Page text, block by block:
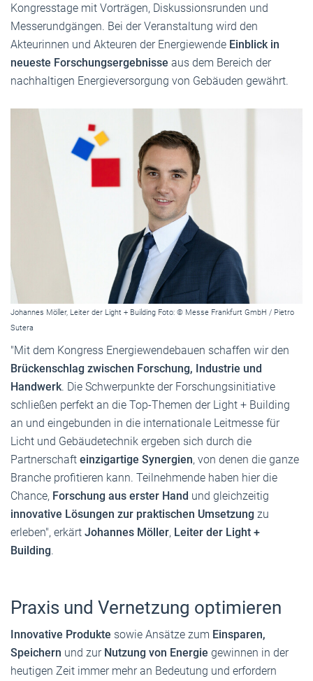
Kongresstage mit Vorträgen, Diskussionsrunden und
Messerundgängen. Bei der Veranstaltung wird den
Akteurinnen und Akteuren der Energiewende Einblick in
neueste Forschungsergebnisse aus dem Bereich der
nachhaltigen Energieversorgung von Gebäuden gewährt.
Johannes Möller, Leiter der Light + Building Foto: © Messe Frankfurt GmbH / Pietro
Sutera
"Mit dem Kongress Energiewendebauen schaffen wir den
Brückenschlag zwischen Forschung, Industrie und
Handwerk. Die Schwerpunkte der Forschungsinitiative
schließen perfekt an die Top-Themen der Light + Building
an und eingebunden in die internationale Leitmesse für
Licht und Gebäudetechnik ergeben sich durch die
Partnerschaft einzigartige Synergien, von denen die ganze
Branche profitieren kann. Teilnehmende haben hier die
Chance, Forschung aus erster Hand und gleichzeitig
innovative Lösungen zur praktischen Umsetzung zu
erleben", erkärt Johannes Möller, Leiter der Light +
Building.
Praxis und Vernetzung optimieren
Innovative Produkte sowie Ansätze zum Einsparen,
Speichern und zur Nutzung von Energie gewinnen in der
heutigen Zeit immer mehr an Bedeutung und erfordern